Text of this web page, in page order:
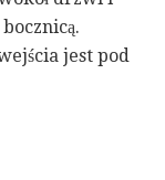
jest pod